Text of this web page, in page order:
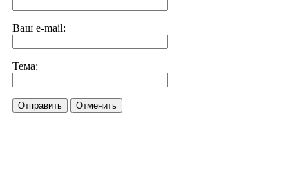
Ваш e-mail:
Тема:
Отправить Отменить